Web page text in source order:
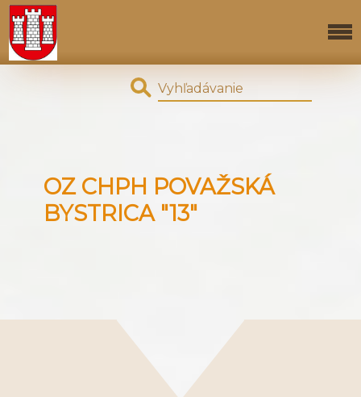
OZ CHPH POVAŽSKÁ
BYSTRICA "13"